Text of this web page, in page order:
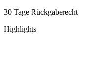
30 Tage Rückgaberecht
Highlights